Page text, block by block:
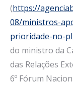
(https://
08/ministros-
prioridade-no-
do ministro da
das Relações
6º Fórum